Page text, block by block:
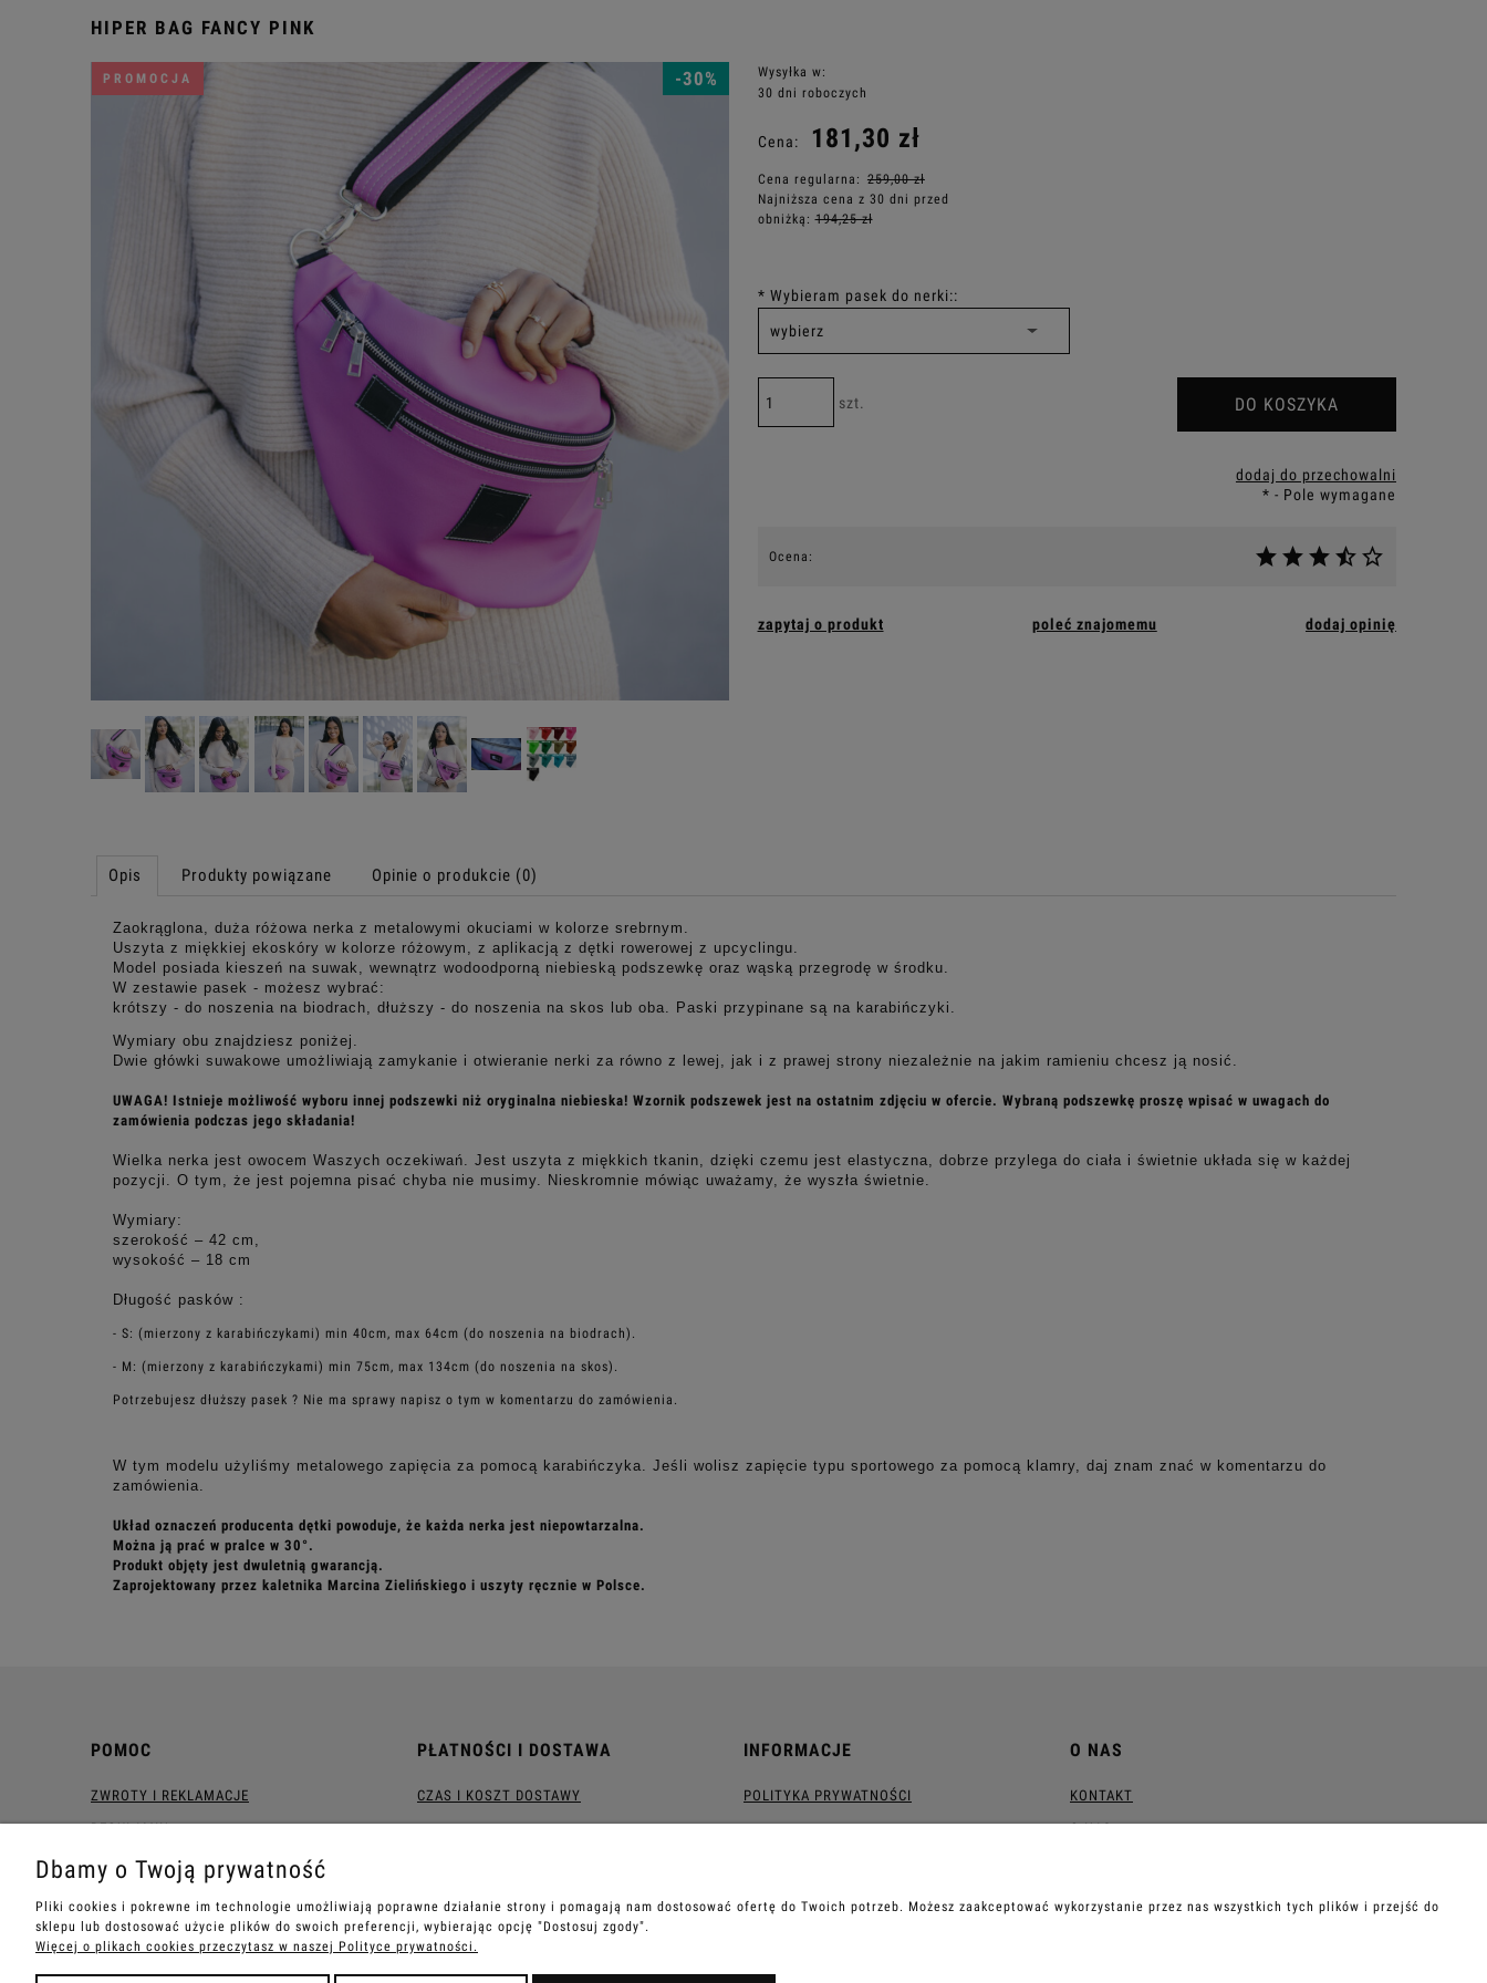
HIPER BAG FANCY PINK
PROMOCJA -30%
Wysyłka w:
30 dni roboczych
Cena: 181,30 zł
Cena regularna: 259,00 zł
Najniższa cena z 30 dni przed
obniżką:194,25 zł
* Wybieram pasek do nerki::
szt. DO KOSZYKA
dodaj do przechowalni
* - Pole wymagane
Ocena:
zapytaj o produkt poleć znajomemu dodaj opinię
Opis Produkty powiązane Opinie o produkcie (0)
Zaokrąglona, duża różowa nerka z metalowymi okuciami w kolorze srebrnym.
Uszyta z miękkiej ekoskóry w kolorze różowym, z aplikacją z dętki rowerowej z upcyclingu.
Model posiada kieszeń na suwak, wewnątrz wodoodporną niebieską podszewkę oraz wąską przegrodę w środku.
W zestawie pasek - możesz wybrać:
krótszy - do noszenia na biodrach, dłuższy - do noszenia na skos lub oba. Paski przypinane są na karabińczyki.
Wymiary obu znajdziesz poniżej.
Dwie główki suwakowe umożliwiają zamykanie i otwieranie nerki za równo z lewej, jak i z prawej strony niezależnie na jakim ramieniu chcesz ją nosić.
UWAGA! Istnieje możliwość wyboru innej podszewki niż oryginalna niebieska! Wzornik podszewek jest na ostatnim zdjęciu w ofercie. Wybraną podszewkę proszę wpisać w uwagach do
zamówienia podczas jego składania!
Wielka nerka jest owocem Waszych oczekiwań. Jest uszyta z miękkich tkanin, dzięki czemu jest elastyczna, dobrze przylega do ciała i świetnie układa się w każdej
pozycji. O tym, że jest pojemna pisać chyba nie musimy. Nieskromnie mówiąc uważamy, że wyszła świetnie.
Wymiary:
szerokość – 42 cm,
wysokość – 18 cm
Długość pasków :
- S: (mierzony z karabińczykami) min 40cm, max 64cm (do noszenia na biodrach).
- M: (mierzony z karabińczykami) min 75cm, max 134cm (do noszenia na skos).
Potrzebujesz dłuższy pasek ? Nie ma sprawy napisz o tym w komentarzu do zamówienia.
W tym modelu użyliśmy metalowego zapięcia za pomocą karabińczyka. Jeśli wolisz zapięcie typu sportowego za pomocą klamry, daj znam znać w komentarzu do
zamówienia.
Układ oznaczeń producenta dętki powoduje, że każda nerka jest niepowtarzalna.
Można ją prać w pralce w 30°.
Produkt objęty jest dwuletnią gwarancją.
Zaprojektowany przez kaletnika Marcina Zielińskiego i uszyty ręcznie w Polsce.
POMOC
ZWROTY I REKLAMACJE
REGULAMIN
PŁATNOŚCI I DOSTAWA
CZAS I KOSZT DOSTAWY
INFORMACJE
POLITYKA PRYWATNOŚCI
O NAS
KONTAKT
O NAS
zielinskibags - wszelkie prawa zastrzeżone
Dbamy o Twoją prywatność
Pliki cookies i pokrewne im technologie umożliwiają poprawne działanie strony i pomagają nam dostosować ofertę do Twoich potrzeb. Możesz zaakceptować wykorzystanie przez nas wszystkich tych plików i przejść do
sklepu lub dostosować użycie plików do swoich preferencji, wybierając opcję "Dostosuj zgody".
Więcej o plikach cookies przeczytasz w naszej Polityce prywatności.